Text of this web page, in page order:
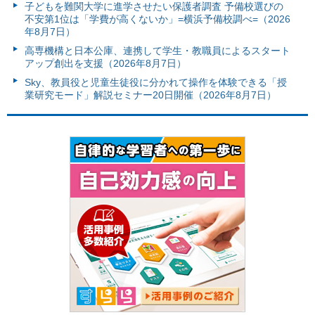
子どもを難関大学に進学させたい保護者調査 予備校選びの
不安第1位は「学費が高くないか」=横浜予備校調べ=（2026
年8月7日）
高専機構と日本公庫、連携して学生・教職員によるスタート
アップ創出を支援（2026年8月7日）
Sky、教員役と児童生徒役に分かれて操作を体験できる「授
業研究モード」解説セミナー20日開催（2026年8月7日）